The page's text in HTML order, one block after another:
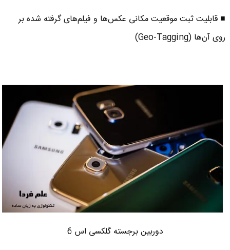
■ قابلیت ثبت موقعیت مکانی عکس‌ها و فیلم‌های گرفته شده بر
روی آن‌ها (Geo-Tagging)
دوربین برجسته گلکسی اس 6